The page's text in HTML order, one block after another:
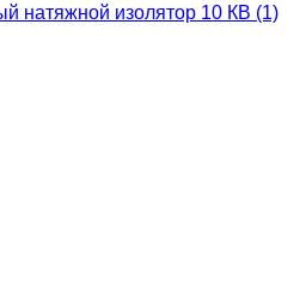
натяжной изолятор 10 КВ (1)